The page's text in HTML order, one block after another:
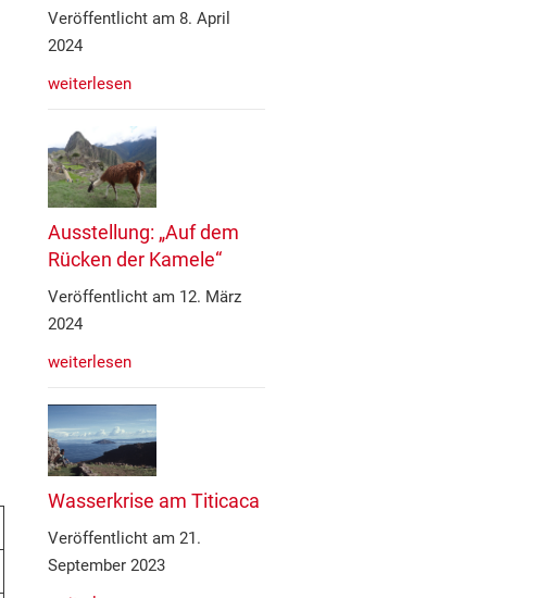
Veröffentlicht am 8. April
2024
weiterlesen
Ausstellung: „Auf dem
Rücken der Kamele“
Veröffentlicht am 12. März
2024
weiterlesen
Wasserkrise am Titicaca
Veröffentlicht am 21.
September 2023